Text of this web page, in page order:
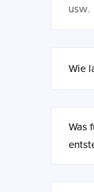
usw.
Wie
Was